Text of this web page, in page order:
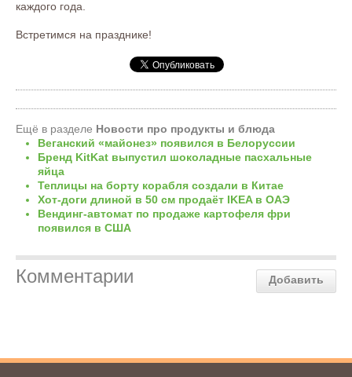
каждого года.
Встретимся на празднике!
Ещё в разделе Новости про продукты и блюда
Веганский «майонез» появился в Белоруссии
Бренд KitKat выпустил шоколадные пасхальные
яйца
Теплицы на борту корабля создали в Китае
Хот-доги длиной в 50 см продаёт IKEA в ОАЭ
Вендинг-автомат по продаже картофеля фри
появился в США
Добавить
Комментарии